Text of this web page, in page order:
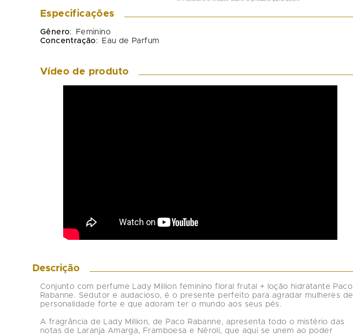
Especificações
Gênero:
Feminino
Concentração: Eau de Parfum
Vídeo de produto
Descrição
Conjunto com perfume Lady Million feminino floral frutal + loção hidratante Paco
Rabanne. Sedutor e audacioso, é o presente perfeito para agradar mulheres de
personalidade forte e que adoram ter o mundo aos seus pés.
A fragrância de Lady Million, de Paco Rabanne, apresenta todo o mistério das
notas de Laranja Amarga, Framboesa e Néroli, que aqui se unem ao poder